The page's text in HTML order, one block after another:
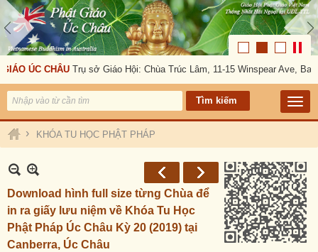
ÚC CHÂU Trụ sở Giáo Hội: Chùa Trúc Lâm, 11-15 Winspear Ave,
› KHÓA TU HỌC PHẬT PHÁP
Download hình full size từng Chùa để
in ra giấy lưu niệm về Khóa Tu Học
Phật Pháp Úc Châu Kỳ 20 (2019) tại
Canberra, Úc Châu